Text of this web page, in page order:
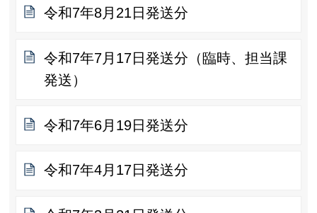
令和7年8月21日発送分
令和7年7月17日発送分（臨時、担当課
発送）
令和7年6月19日発送分
令和7年4月17日発送分